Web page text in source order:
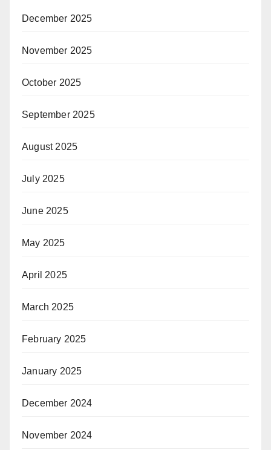
December 2025
November 2025
October 2025
September 2025
August 2025
July 2025
June 2025
May 2025
April 2025
March 2025
February 2025
January 2025
December 2024
November 2024